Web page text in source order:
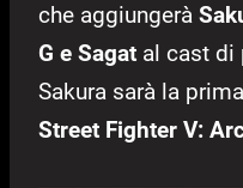
che aggiungerà
G e Sagat al cast di
Sakura sarà la
Street Fighter V: